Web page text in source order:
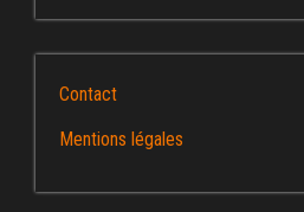
Contact
Mentions légales